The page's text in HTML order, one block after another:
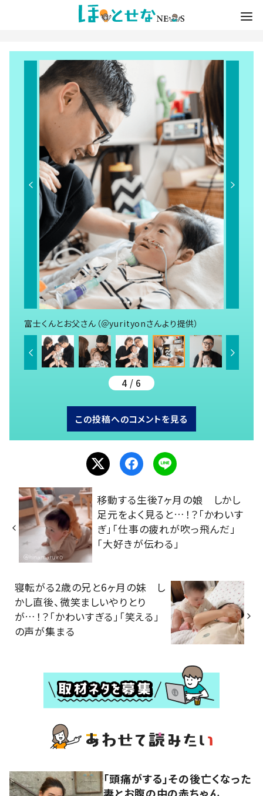
富士くんとお父さん（＠yurityonさんより提供）
4 / 6
この投稿へのコメントを見る
移動する生後7ヶ月の娘 しかし
足元をよく見ると…！？「かわいす
ぎ」「仕事の疲れが吹っ飛んだ」
「大好きが伝わる」
寝転がる2歳の兄と6ヶ月の妹 し
かし直後、微笑ましいやりとり
が…！？「かわいすぎる」「笑える」
の声が集まる
「頭痛がする」その後亡くなった